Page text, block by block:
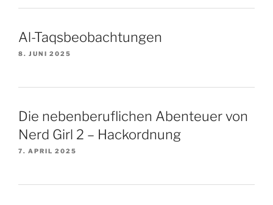
Al-Taqsbeobachtungen
8. JUNI 2025
Die nebenberuflichen Abenteuer von
Nerd Girl 2 – Hackordnung
7. APRIL 2025